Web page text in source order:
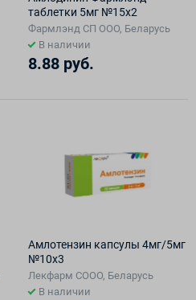
таблетки 5мг №15х2
Фармлэнд СП ООО, Беларусь
В наличии
8.88 руб.
Амлотензин капсулы 4мг/5мг
№10х3
Лекфарм СООО, Беларусь
В наличии